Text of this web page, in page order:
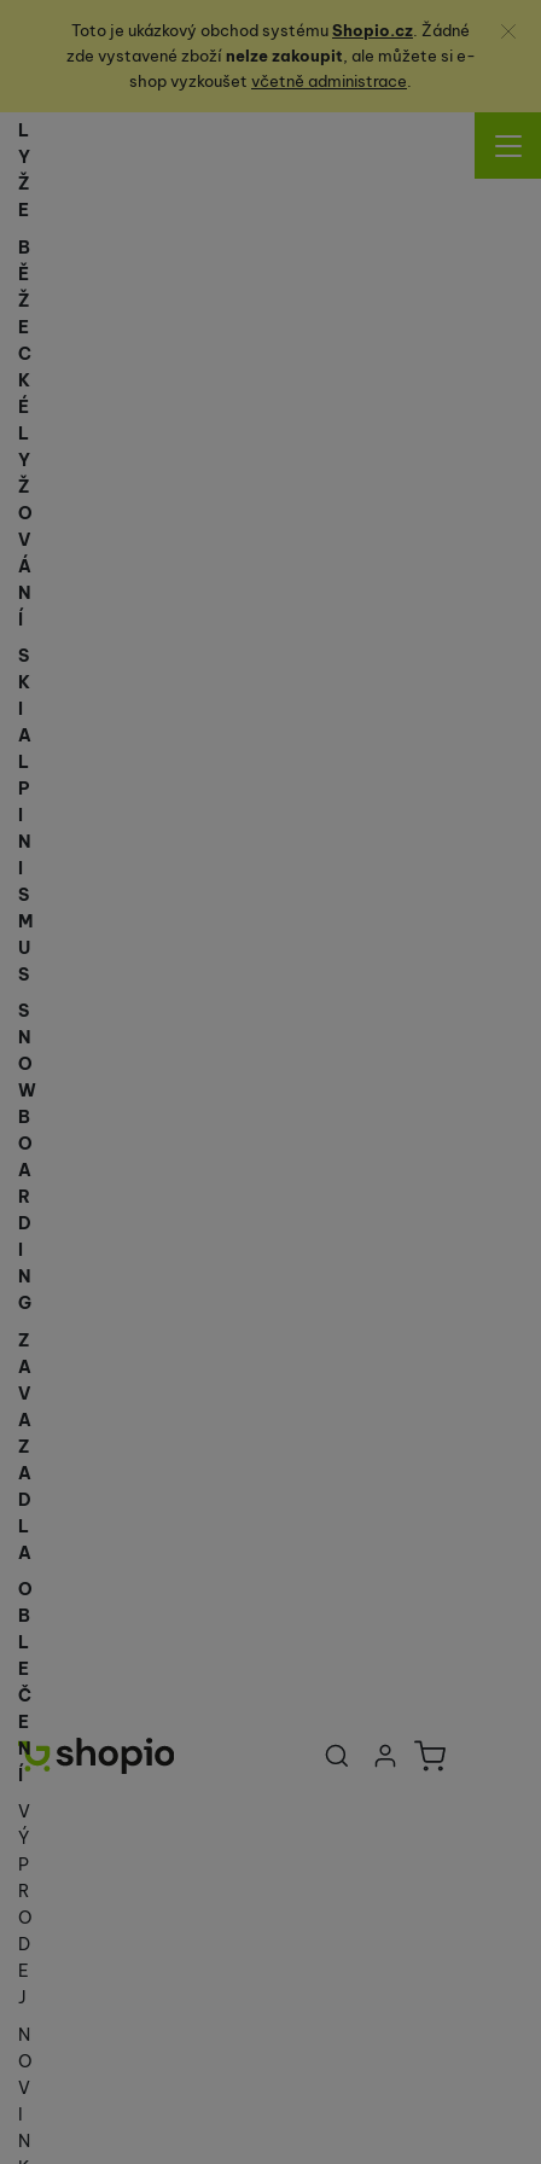
Toto je ukázkový obchod systémuShopio.cz. Žádné
zde vystavené zbožínelze zakoupit, ale můžete sie-
shop vyzkoušet včetně administrace.
Zavřít
Uživatelská
Přihlásit se
Košík
L
Y
Ž
E
B
Ě
Ž
E
C
K
É
L
Y
Ž
O
V
Á
N
Í
S
K
I
A
L
P
I
N
I
S
M
U
S
S
N
O
W
B
O
A
R
D
N
G
Z
A
V
A
Z
A
D
L
A
O
B
L
E
Č
E
N
Í
V
Ý
P
R
O
D
E
J
N
O
V
I
N